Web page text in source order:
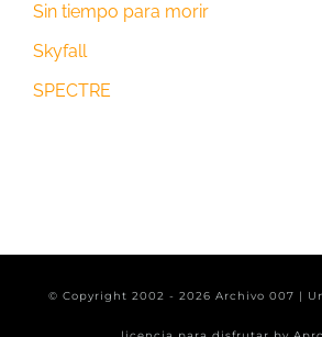
Sin tiempo para morir
Skyfall
SPECTRE
© Copyright 2002 - 2026 Archivo 007 |